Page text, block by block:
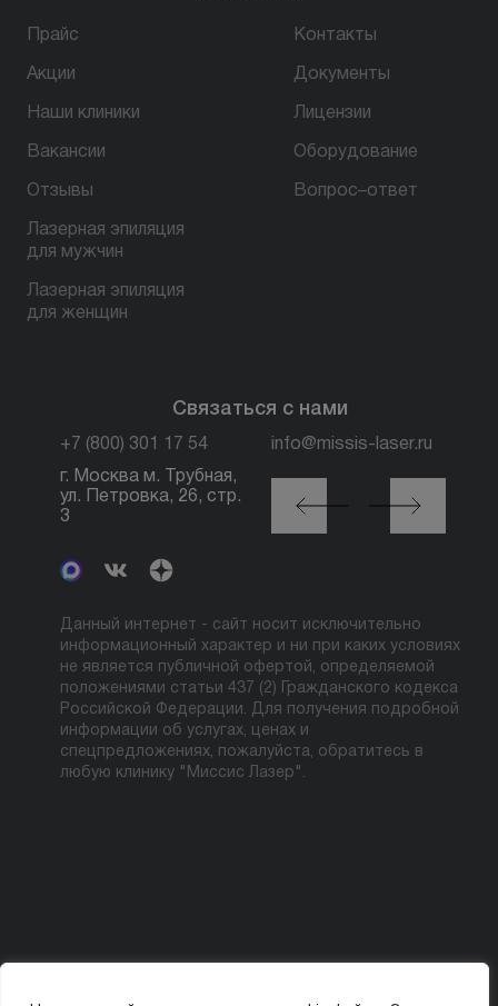
Прайс
Акции
Наши клиники
Вакансии
Отзывы
Лазерная эпиляция
для мужчин
Лазерная эпиляция
для женщин
Контакты
Документы
Лицензии
Оборудование
Вопрос–ответ
Связаться с нами
+7 (800) 301 17 54 info@missis-laser.ru
г. Москва м. Трубная,
ул. Петровка, 26, стр.
3
г. Москва м./МЦК
Автозаводская, ул.
Сайкина, 19
Данный интернет - сайт носит исключительно
информационный характер и ни при каких условиях
не является публичной офертой, определяемой
положениями статьи 437 (2) Гражданского кодекса
Российской Федерации. Для получения подробной
информации об услугах, ценах и
спецпредложениях, пожалуйста, обратитесь в
любую клинику "Миссис Лазер".